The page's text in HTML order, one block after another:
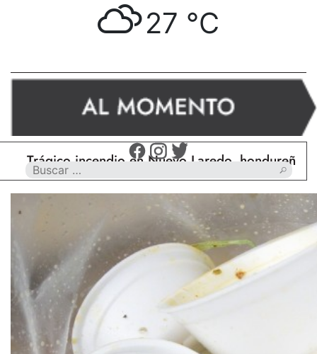
27 °C
incendio en Nuevo Laredo, hondureño muere